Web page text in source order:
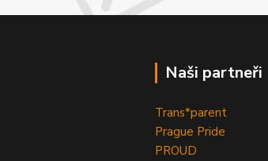
Naši partneři
Trans*parent
Prague Pride
PROUD